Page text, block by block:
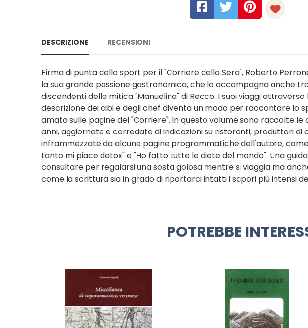
DESCRIZIONE RECENSIONI
Firma di punta dello sport per il "Corriere della Sera", Roberto
la sua grande passione gastronomica, che lo accompagna anche
discendenti della mitica "Manuelina" di Recco. I suoi viaggi
descrizione dei cibi e degli chef diventa un modo per raccontare lo
amato sulle pagine del "Corriere". In questo volume sono raccolte
anni, aggiornate e corredate di indicazioni su ristoranti, produttori di
inframmezzate da alcune pagine programmatiche dell'autore,
tanto mi piace detox" e "Ho fatto tutte le diete del mondo". Una
consultare per regalarsi una sosta golosa mentre si viaggia ma
come la scrittura sia in grado di riportarci intatti i sapori più intensi
POTREBBE